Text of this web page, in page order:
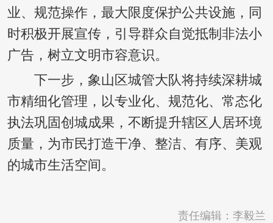
业、规范操作，最大限度保护公共设施，同
时积极开展宣传，引导群众自觉抵制非法小
广告，树立文明市容意识。
下一步，象山区城管大队将持续深耕城
市精细化管理，以专业化、规范化、常态化
执法巩固创城成果，不断提升辖区人居环境
质量，为市民打造干净、整洁、有序、美观
的城市生活空间。
责任编辑：李毅兰